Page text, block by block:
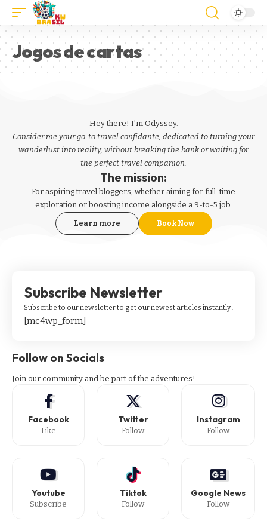
Jogos de cartas
Hey there! I'm Odyssey.
Consider me your go-to travel confidante, dedicated to turning your
wanderlust into reality, without breaking the bank or waiting for
the perfect travel companion.
The mission:
For aspiringtravel bloggers, whether aiming for full-time
exploration or boosting income alongside a 9-to-5 job.
Learn more Book Now
Subscribe Newsletter
Subscribe to our newsletter to get our newest articles instantly!
[mc4wp_form]
Follow on Socials
Join our community and be part of the adventures!
Facebook
Like
Twitter
Follow
Instagram
Follow
Youtube
Subscribe
Tiktok
Follow
Google News
Follow